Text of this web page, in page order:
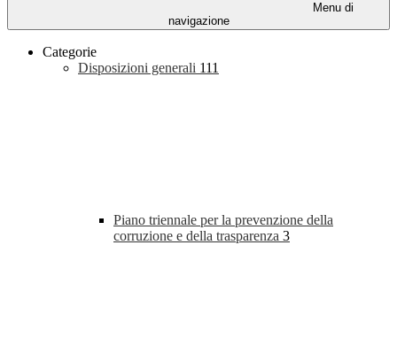
Menu di
navigazione
Categorie
Disposizioni generali 111
Piano triennale per la prevenzione della
corruzione e della trasparenza 3